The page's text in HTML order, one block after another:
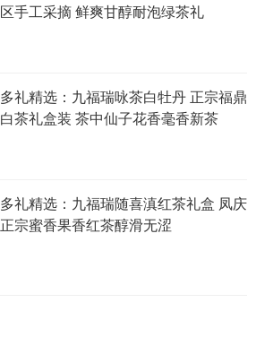
区手工采摘 鲜爽甘醇耐泡绿茶礼
多礼精选：九福瑞咏茶白牡丹 正宗福鼎
白茶礼盒装 茶中仙子花香毫香新茶
多礼精选：九福瑞随喜滇红茶礼盒 凤庆
正宗蜜香果香红茶醇滑无涩